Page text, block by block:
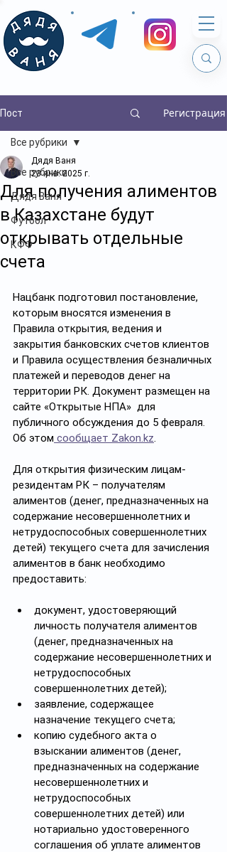
Пост Регистрация
Все рубрики
Дядя Ваня
Футбол
КФФ
Все рубрики
Для получения алиментов
в Казахстане будут
открывать отдельные
счета
Дядя Ваня
23 янв. 2025 г.
Нацбанк подготовил постановление,
которым вносятся изменения в
Правила открытия, ведения и
закрытия банковских счетов клиентов
и Правила осуществления безналичных
платежей и переводов денег на
территории РК. Документ размещен на
сайте «Открытые НПА»  для
публичного обсуждения до 5 февраля.
Об этом сообщает Zakon.kz.
Для открытия физическим лицам-
резидентам РК – получателям
алиментов (денег, предназначенных на
содержание несовершеннолетних и
нетрудоспособных совершеннолетних
детей) текущего счета для зачисления
алиментов в банк необходимо
предоставить:
документ, удостоверяющий
личность получателя алиментов
(денег, предназначенных на
содержание несовершеннолетних и
нетрудоспособных
совершеннолетних детей);
заявление, содержащее
назначение текущего счета;
копию судебного акта о
взыскании алиментов (денег,
предназначенных на содержание
несовершеннолетних и
нетрудоспособных
совершеннолетних детей) или
нотариально удостоверенного
соглашения об уплате алиментов